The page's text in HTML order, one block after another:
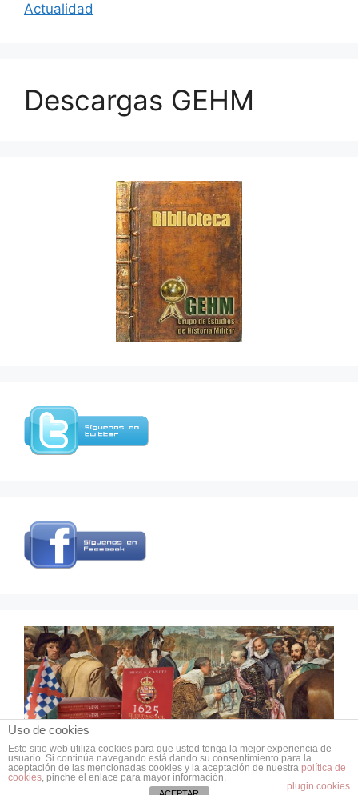
Actualidad
Descargas GEHM
© 2026 Grupo de Estudios de Historia Militar
• Creado conGeneratePress
Uso de cookies
Este sitio web utiliza cookies para que usted tenga la mejor experiencia de
usuario. Si continúa navegando está dando su consentimiento para la
aceptación de las mencionadas cookies y la aceptación de nuestra política de
cookies, pinche el enlace para mayor información.
plugin cookies